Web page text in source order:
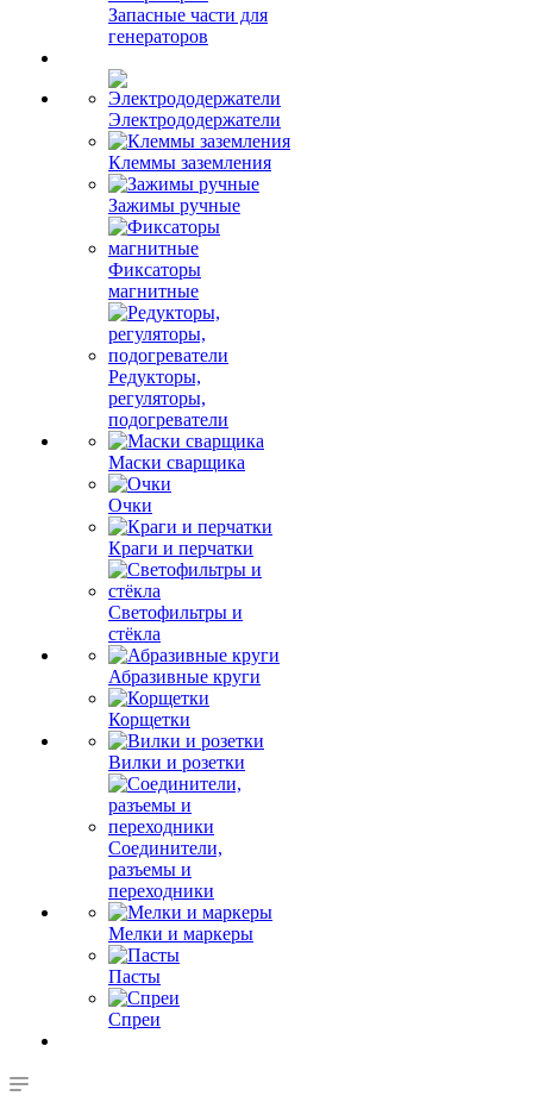
Запасные части для
генераторов
Электрододержатели
Клеммы заземления
Зажимы ручные
Фиксаторы
магнитные
Редукторы,
регуляторы,
подогреватели
Маски сварщика
Очки
Краги и перчатки
Светофильтры и
стёкла
Абразивные круги
Корщетки
Вилки и розетки
Соединители,
разъемы и
переходники
Мелки и маркеры
Пасты
Спреи